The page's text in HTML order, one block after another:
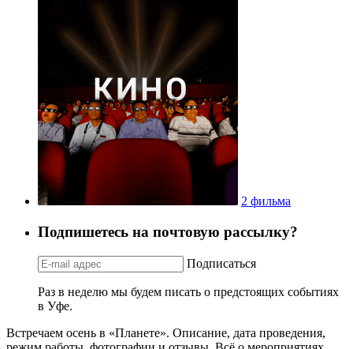
2 фильма
Подпишетесь на почтовую рассылку?
Подписаться
Раз в неделю мы будем писать о предстоящих событиях
в Уфе.
Встречаем осень в «Планете». Описание, дата проведения,